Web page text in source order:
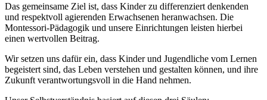
Das gemeinsame Ziel ist, dass Kinder zu differenziert denkenden
und respektvoll agierenden Erwachsenen heranwachsen. Die
Montessori-Pädagogik und unsere Einrichtungen leisten hierbei
einen wertvollen Beitrag.
Wir setzen uns dafür ein, dass Kinder und Jugendliche vom Lernen
begeistert sind, das Leben verstehen und gestalten können, und ihre
Zukunft verantwortungsvoll in die Hand nehmen.